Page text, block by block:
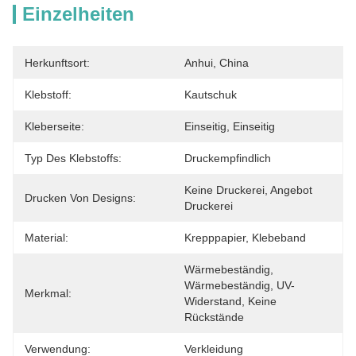
Einzelheiten
Herkunftsort: Anhui, China
Klebstoff: Kautschuk
Kleberseite: Einseitig, Einseitig
Typ Des Klebstoffs: Druckempfindlich
Drucken Von Designs:
Keine Druckerei, Angebot
Druckerei
Material: Krepppapier, Klebeband
Merkmal:
Wärmebeständig,
Wärmebeständig, UV-
Widerstand, Keine
Rückstände
Verwendung: Verkleidung